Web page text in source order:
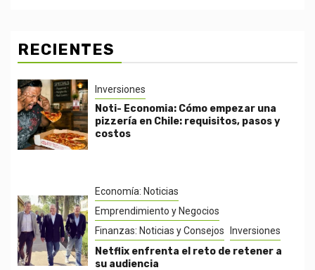
RECIENTES
Inversiones
Noti- Economia: Cómo empezar una
pizzería en Chile: requisitos, pasos y
costos
Economía: Noticias
Emprendimiento y Negocios
Finanzas: Noticias y Consejos
Inversiones
Netflix enfrenta el reto de retener a
su audiencia